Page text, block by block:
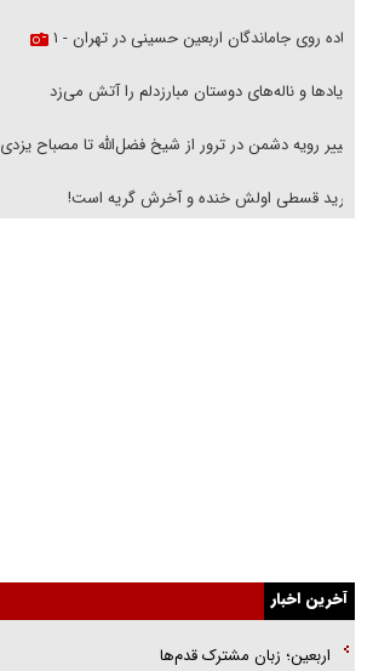
پیاده روی جاماندگان اربعین حسینی در تهران - ۱
فریاد‌ها و ناله‌های دوستان مبارزدلم را آتش می‌زد
تغییر رویه دشمن در ترور از شیخ فضل‌الله تا مصباح یزدی
خرید قسطی اولش خنده و آخرش گریه است!
پلیس
آخرین اخبار
اربعین؛ زبان مشترک قدم‌ها